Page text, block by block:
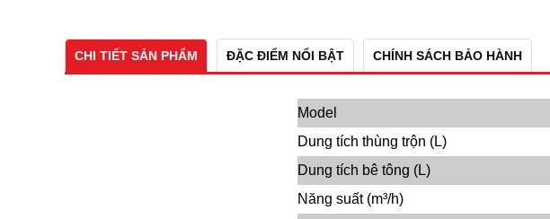
CHI TIẾT SẢN PHẨM ĐẶC ĐIỂM NỔI BẬT CHÍNH SÁCH BẢO HÀNH
Model
Dung tích thùng trộn (L)
Dung tích bê tông (L)
Năng suất (m³/h)